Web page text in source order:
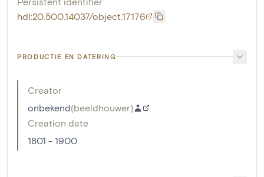
hdl:20.500.14037/object.17176
PRODUCTIE EN DATERING
Creator
onbekend(beeldhouwer)
Creation date
1801 - 1900